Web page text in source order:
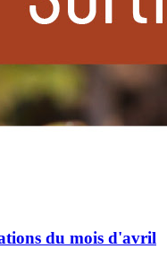
du mois d'avril